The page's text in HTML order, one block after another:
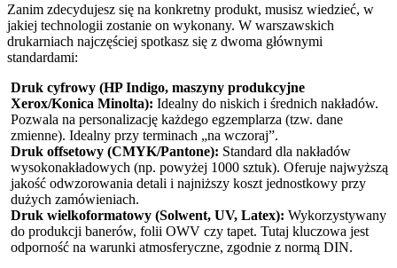
Zanim zdecydujesz się na konkretny produkt, musisz wiedzieć, w
jakiej technologii zostanie on wykonany. W warszawskich
drukarniach najczęściej spotkasz się z dwoma głównymi
standardami:
Druk cyfrowy (HP Indigo, maszyny produkcyjne
Xerox/Konica Minolta): Idealny do niskich i średnich nakładów.
Pozwala na personalizację każdego egzemplarza (tzw. dane
zmienne). Idealny przy terminach „na wczoraj”.
Druk offsetowy (CMYK/Pantone): Standard dla nakładów
wysokonakładowych (np. powyżej 1000 sztuk). Oferuje najwyższą
jakość odwzorowania detali i najniższy koszt jednostkowy przy
dużych zamówieniach.
Druk wielkoformatowy (Solwent, UV, Latex): Wykorzystywany
do produkcji banerów, folii OWV czy tapet. Tutaj kluczowa jest
odporność na warunki atmosferyczne, zgodnie z normą DIN.